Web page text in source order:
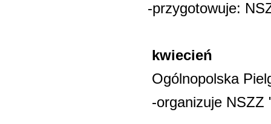
-przygotowuje:
kwiecień
Ogólnopolska
-organizuje NSZZ